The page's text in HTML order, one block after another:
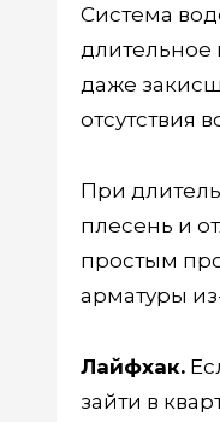
Система
длительное
даже
отсутствия
При
плесень и
простым
арматуры
Лайфхак.
зайти в